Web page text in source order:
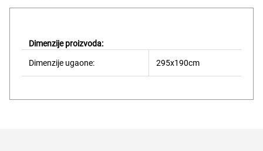
Dimenzije proizvoda:
Dimenzije ugaone: 295x190cm